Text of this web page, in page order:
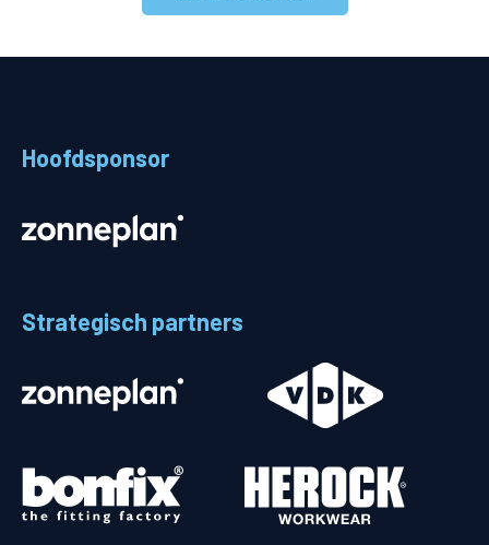
Hoofdsponsor
Strategisch partners